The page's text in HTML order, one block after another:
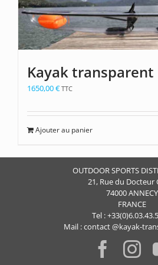
Kayak transparent
1650,00€ TTC
Ajouter au panier
OUTDOOR SPORTS
21, Rue du Docteur
74000 ANNECY
FRANCE
Tel :
Mail : contact @kayak-